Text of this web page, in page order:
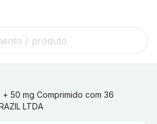
50 mg Comprimido com 36
LTDA